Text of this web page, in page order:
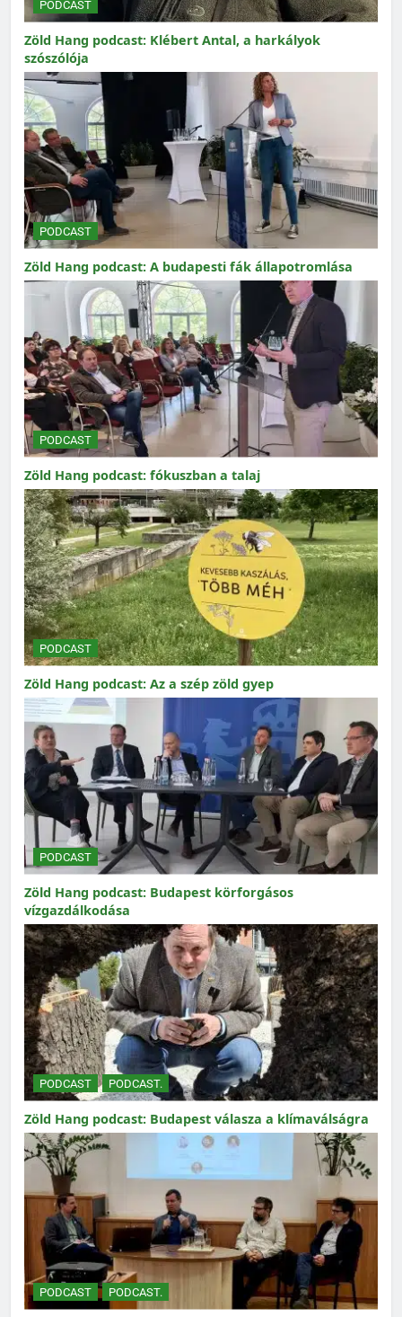
PODCAST
Zöld Hang podcast: Klébert Antal, a harkályok
szószólója
PODCAST
Zöld Hang podcast: A budapesti fák állapotromlása
PODCAST
Zöld Hang podcast: fókuszban a talaj
PODCAST
Zöld Hang podcast: Az a szép zöld gyep
PODCAST
Zöld Hang podcast: Budapest körforgásos
vízgazdálkodása
PODCAST PODCAST.
Zöld Hang podcast: Budapest válasza a klímaválságra
PODCAST PODCAST.